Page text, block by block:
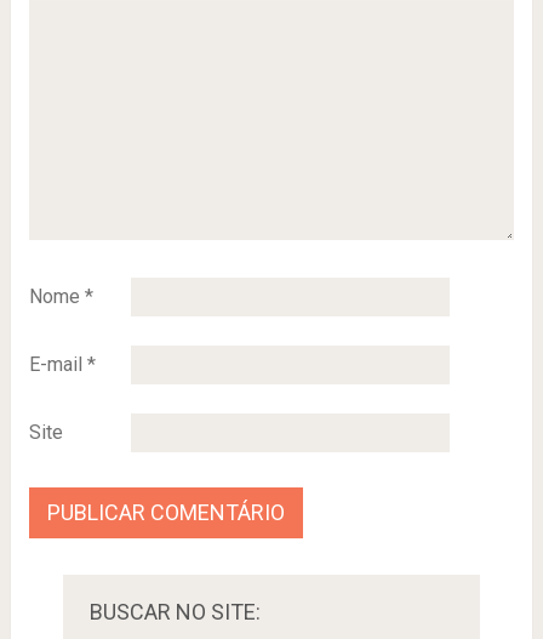
Nome *
E-mail *
Site
BUSCAR NO SITE: